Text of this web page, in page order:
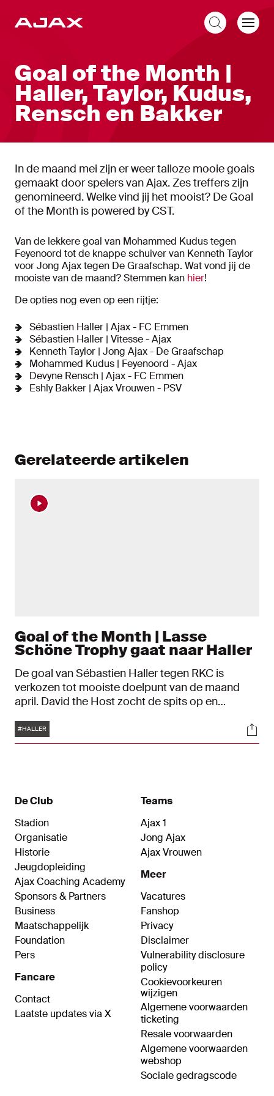
Goal of the Month |
Haller, Taylor, Kudus,
Rensch en Bakker
In de maand mei zijn er weer talloze mooie goals
gemaakt door spelers van Ajax. Zes treffers zijn
genomineerd. Welke vind jij het mooist? De Goal
of the Month is powered by CST.
Van de lekkere goal van Mohammed Kudus tegen
Feyenoord tot de knappe schuiver van Kenneth Taylor
voor Jong Ajax tegen De Graafschap. Wat vond jij de
mooiste van de maand? Stemmen kan hier!
De opties nog even op een rijtje:
Sébastien Haller | Ajax - FC Emmen
Sébastien Haller | Vitesse - Ajax
Kenneth Taylor | Jong Ajax - De Graafschap
Mohammed Kudus | Feyenoord - Ajax
Devyne Rensch | Ajax - FC Emmen
Eshly Bakker | Ajax Vrouwen - PSV
Gerelateerde artikelen
Goal of the Month | Lasse
Schöne Trophy gaat naar Haller
De goal van Sébastien Haller tegen RKC is
verkozen tot mooiste doelpunt van de maand
april. David the Host zocht de spits op en
Goal of the Month is powered by CST.
Tags
#HALLER
De Club
Stadion
Organisatie
Historie
Jeugdopleiding
Ajax Coaching Academy
Sponsors & Partners
Business
Maatschappelijk
Foundation
Pers
Fancare
Contact
Laatste updates via X
Teams
Ajax 1
Jong Ajax
Ajax Vrouwen
Meer
Vacatures
Fanshop
Privacy
Disclaimer
Vulnerability disclosure
policy
Cookievoorkeuren
wijzigen
Algemene voorwaarden
ticketing
Resale voorwaarden
Algemene voorwaarden
webshop
Sociale gedragscode